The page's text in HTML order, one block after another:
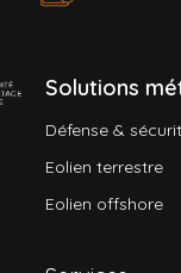
Solutions
Défense &
Eolien terrestre
Eolien offshore